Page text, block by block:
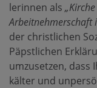
lerinnen als
Arbeitnehmerschaft
der christlichen
Päpstlichen
umzusetzen, dass
kälter und